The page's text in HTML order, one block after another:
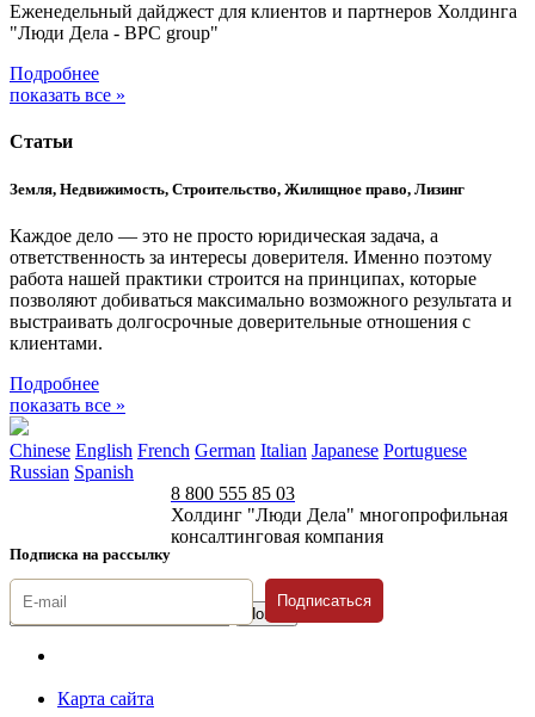
Еженедельный дайджест для клиентов и партнеров Холдинга
"Люди Дела - BPC group"
Подробнее
показать все »
Статьи
Земля, Недвижимость, Строительство, Жилищное право, Лизинг
Каждое дело — это не просто юридическая задача, а
ответственность за интересы доверителя. Именно поэтому
работа нашей практики строится на принципах, которые
позволяют добиваться максимально возможного результата и
выстраивать долгосрочные доверительные отношения с
клиентами.
Подробнее
показать все »
Chinese English French German Italian Japanese Portuguese
Russian Spanish
Подписка на рассылку
8 800 555 85 03
Холдинг "Люди Дела" многопрофильная
консалтинговая компания
Подписаться
Карта сайта